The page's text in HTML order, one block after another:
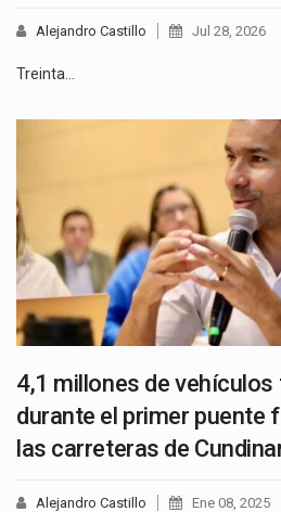
Alejandro Castillo Jul 28, 2026
Treinta…
4,1 millones de
durante el primer puente
las carreteras de
Alejandro Castillo Ene 08, 2025